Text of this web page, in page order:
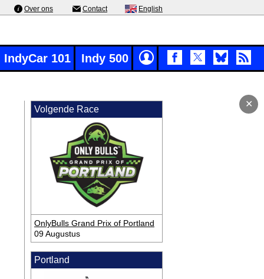
Over ons Contact English
IndyCar 101 Indy 500
✕
Volgende Race
OnlyBulls Grand Prix of Portland
09 Augustus
Portland